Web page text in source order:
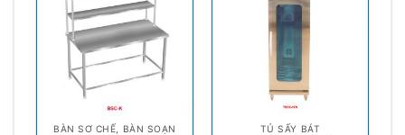
BÀN SƠ CHẾ, BÀN SOẠN TỦ SẤY BÁT